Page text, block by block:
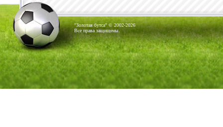
"Золотая бутса" © 2002-2026
Все права защищены.